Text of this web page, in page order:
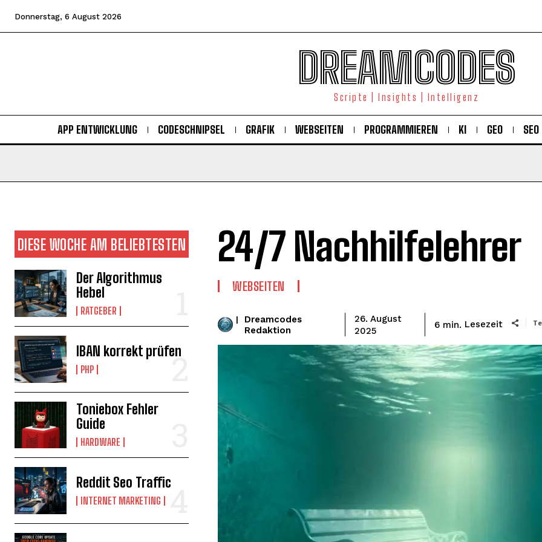
Donnerstag, 6 August 2026
DREAMCODES
Scripte | Insights | Intelligenz
APP ENTWICKLUNG CODESCHNIPSEL GRAFIK WEBSEITEN PROGRAMMIEREN KI GEO SEO
DIESE WOCHE AM BELIEBTESTEN
Der Algorithmus
Hebel
RATGEBER
IBAN korrekt prüfen
PHP
Toniebox Fehler
Guide
HARDWARE
Reddit Seo Traffic
INTERNET MARKETING
24/7 Nachhilfelehrer
WEBSEITEN
|
Dreamcodes
Redaktion
26. August
2025
6 min. Lesezeit